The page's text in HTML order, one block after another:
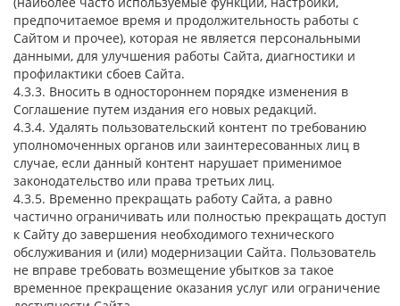
предпочитаемое время и продолжительность работы с
Сайтом и прочее), которая не является персональными
данными, для улучшения работы Сайта, диагностики и
профилактики сбоев Сайта.
4.3.3. Вносить в одностороннем порядке изменения в
Соглашение путем издания его новых редакций.
4.3.4. Удалять пользовательский контент по требованию
уполномоченных органов или заинтересованных лиц в
случае, если данный контент нарушает применимое
законодательство или права третьих лиц.
4.3.5. Временно прекращать работу Сайта, а равно
частично ограничивать или полностью прекращать доступ
к Сайту до завершения необходимого технического
обслуживания и (или) модернизации Сайта. Пользователь
не вправе требовать возмещение убытков за такое
временное прекращение оказания услуг или ограничение